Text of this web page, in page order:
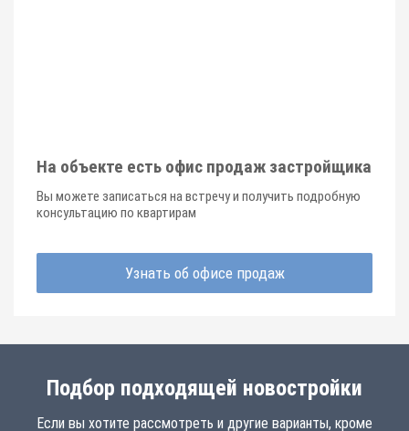
На объекте есть офис продаж застройщика
Вы можете записаться на встречу и получить подробную
консультацию по квартирам
Узнать об офисе продаж
Подбор подходящей новостройки
Если вы хотите рассмотреть и другие варианты, кроме